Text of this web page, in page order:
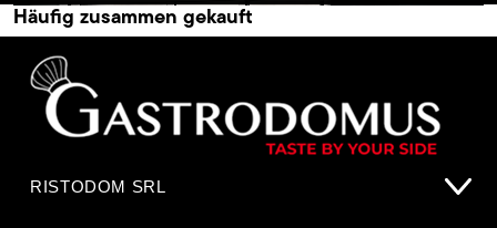
Häufig zusammen gekauft
RISTODOM SRL